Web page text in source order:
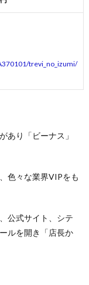
trevi_no_izumi/
あり「ビーナス」
色々な業界VIPをも
公式サイト、シテ
ルを開き「店長か